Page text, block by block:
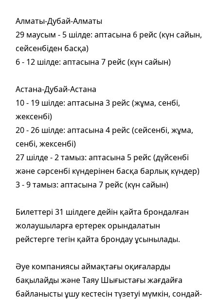
Алматы-Дубай-Алматы
29 маусым - 5 шілде: аптасына 6 рейс (күн сайын,
сейсенбіден басқа)
6 - 12 шілде: аптасына 7 рейс (күн сайын)
Астана-Дубай-Астана
10 - 19 шілде: аптасына 3 рейс (жұма, сенбі,
жексенбі)
20 - 26 шілде: аптасына 4 рейс (сейсенбі, жұма,
сенбі, жексенбі)
27 шілде - 2 тамыз: аптасына 5 рейс (дүйсенбі
және сәрсенбі күндерінен басқа барлық күндер)
3 - 9 тамыз: аптасына 7 рейс (күн сайын)
Билеттері 31 шілдеге дейін қайта брондалған
жолаушыларға ертерек орындалатын
рейстерге тегін қайта брондау ұсынылады.
Әуе компаниясы аймақтағы оқиғаларды
бақылайды және Таяу Шығыстағы жағдайға
байланысты ұшу кестесін түзетуі мүмкін, сондай-